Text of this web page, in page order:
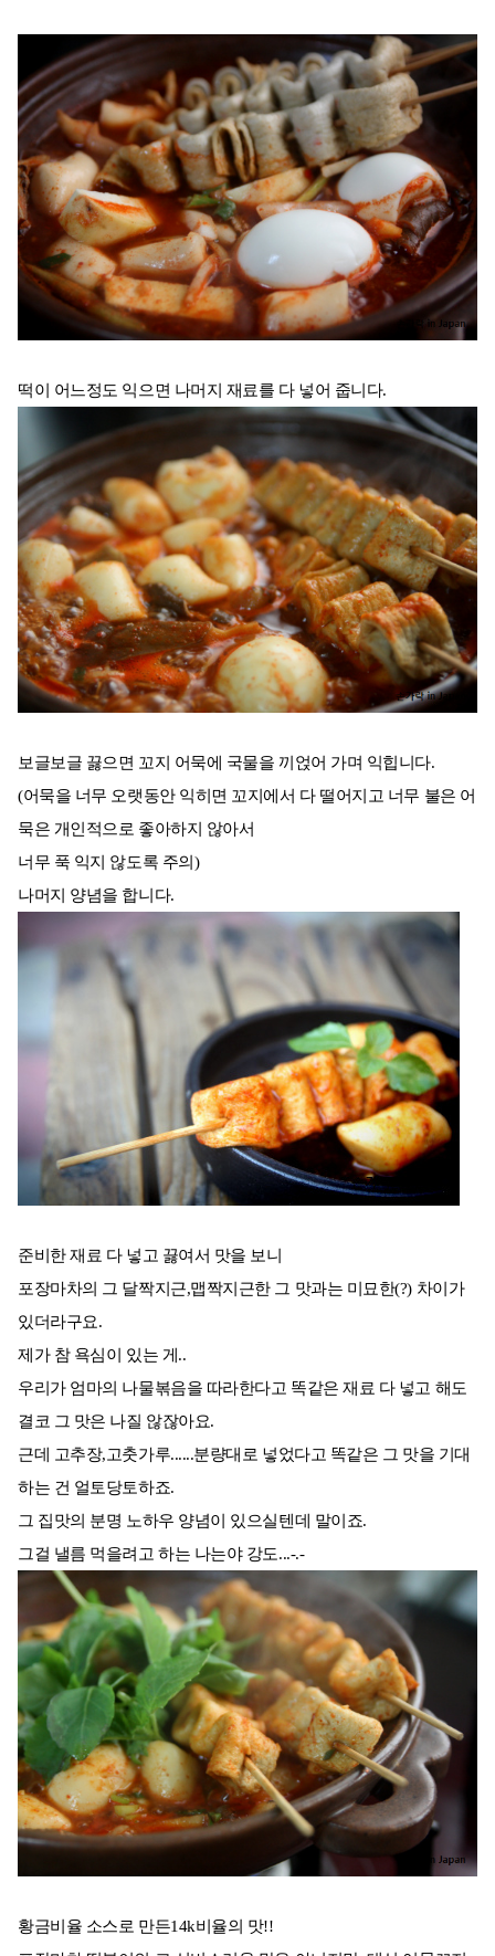
떡이 어느정도 익으면 나머지 재료를 다 넣어 줍니다.
보글보글 끓으면 꼬지 어묵에 국물을 끼얹어 가며 익힙니다.
(어묵을 너무 오랫동안 익히면 꼬지에서 다 떨어지고 너무 불은 어
묵은 개인적으로 좋아하지 않아서
너무 푹 익지 않도록 주의)
나머지 양념을 합니다.
준비한 재료 다 넣고 끓여서 맛을 보니
포장마차의 그 달짝지근,맵짝지근한 그 맛과는 미묘한(?) 차이가
있더라구요.
제가 참 욕심이 있는 게..
우리가 엄마의 나물볶음을 따라한다고 똑같은 재료 다 넣고 해도
결코 그 맛은 나질 않잖아요.
근데 고추장,고춧가루......분량대로 넣었다고 똑같은 그 맛을 기대
하는 건 얼토당토하죠.
그 집맛의 분명 노하우 양념이 있으실텐데 말이죠.
그걸 낼름 먹을려고 하는 나는야 강도...-.-
황금비율 소스로 만든14k비율의 맛!!